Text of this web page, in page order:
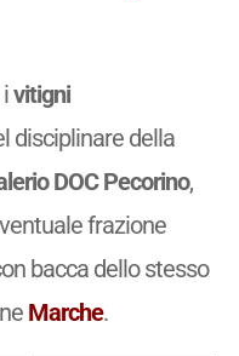
ivitigni
disciplinare della
DOC Pecorino,
frazione
bacca dello stesso
Marche.